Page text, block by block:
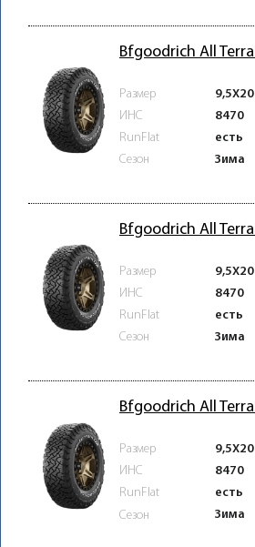
Bfgoodrich All
Размер
9,5X20
ИНС
8470
RunFlat
есть
Сезон
Зима
Bfgoodrich All
Размер
9,5X20
ИНС
8470
RunFlat
есть
Сезон
Зима
Bfgoodrich All
Размер
9,5X20
ИНС
8470
RunFlat
есть
Сезон
Зима